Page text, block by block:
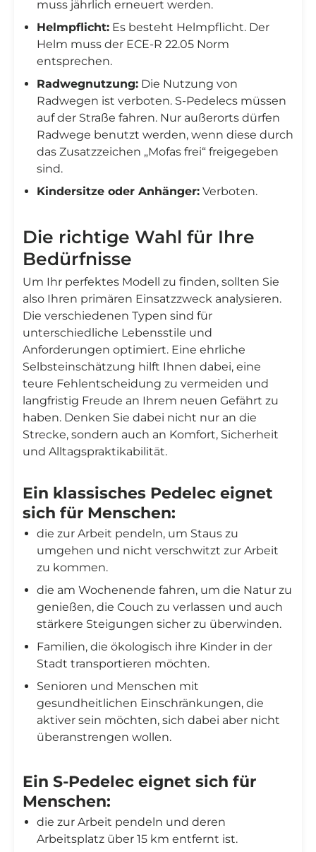
muss jährlich erneuert werden.
Helmpflicht: Es besteht Helmpflicht. Der
Helm muss der ECE-R 22.05 Norm
entsprechen.
Radwegnutzung: Die Nutzung von
Radwegen ist verboten. S-Pedelecs müssen
auf der Straße fahren. Nur außerorts dürfen
Radwege benutzt werden, wenn diese durch
das Zusatzzeichen „Mofas frei“ freigegeben
sind.
Kindersitze oder Anhänger: Verboten.
Die richtige Wahl für Ihre
Bedürfnisse
Um Ihr perfektes Modell zu finden, sollten Sie
also Ihren primären Einsatzzweck analysieren.
Die verschiedenen Typen sind für
unterschiedliche Lebensstile und
Anforderungen optimiert. Eine ehrliche
Selbsteinschätzung hilft Ihnen dabei, eine
teure Fehlentscheidung zu vermeiden und
langfristig Freude an Ihrem neuen Gefährt zu
haben. Denken Sie dabei nicht nur an die
Strecke, sondern auch an Komfort, Sicherheit
und Alltagspraktikabilität.
Ein klassisches Pedelec eignet
sich für Menschen:
die zur Arbeit pendeln, um Staus zu
umgehen und nicht verschwitzt zur Arbeit
zu kommen.
die am Wochenende fahren, um die Natur zu
genießen, die Couch zu verlassen und auch
stärkere Steigungen sicher zu überwinden.
Familien, die ökologisch ihre Kinder in der
Stadt transportieren möchten.
Senioren und Menschen mit
gesundheitlichen Einschränkungen, die
aktiver sein möchten, sich dabei aber nicht
überanstrengen wollen.
Ein S-Pedelec eignet sich für
Menschen:
die zur Arbeit pendeln und deren
Arbeitsplatz über 15 km entfernt ist.